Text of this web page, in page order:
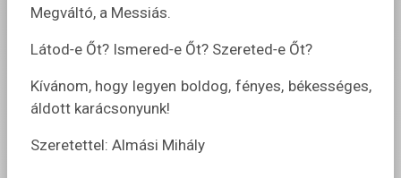
Megváltó, a Messiás.
Látod‑e Őt? Ismered‑e Őt? Szereted‑e Őt?
Kívánom, hogy legyen boldog, fényes, békességes,
áldott karácsonyunk!
Szeretettel: Almási Mihály